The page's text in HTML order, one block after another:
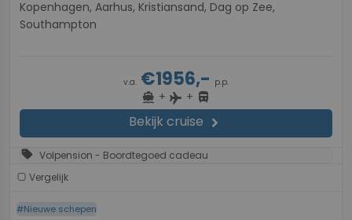
Kopenhagen, Aarhus, Kristiansand, Dag op Zee,
Southampton
v.a. €1956,- p.p.
directions_boat + flight + directions_bus
Bekijk cruise chevron_right
sell Volpension - Boordtegoed cadeau
Vergelijk
#Nieuwe schepen